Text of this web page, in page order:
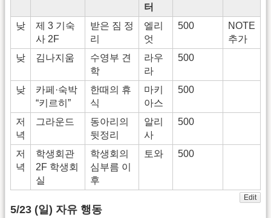
터
낮
제 3 기숙
사 2F
받은 짐 정
리
엘리
엇
500
NOTE
추가
낮
김나지움
수영부 견
학
라우
라
500
낮
카페·숙박
“키르히”
한때의 휴
식
마키
아스
500
저
녁
그라운드
동아리의
뒷정리
알리
사
500
저
녁
학생회관
2F 학생회
실
학생회의
심부름 이
후
토와 500
Edit
5/23 (일) 자유 행동